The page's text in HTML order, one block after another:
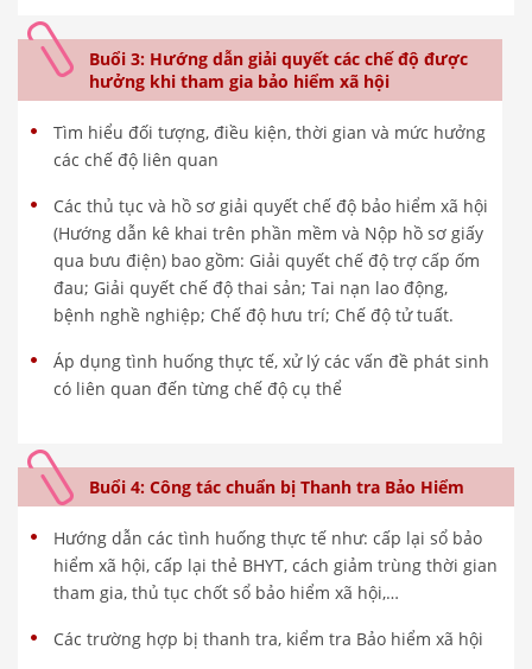
Buổi 3: Hướng dẫn giải quyết các chế độ được
hưởng khi tham gia bảo hiểm xã hội
Tìm hiểu đối tượng, điều kiện, thời gian và mức hưởng
các chế độ liên quan
Các thủ tục và hồ sơ giải quyết chế độ bảo hiểm xã hội
(Hướng dẫn kê khai trên phần mềm và Nộp hồ sơ giấy
qua bưu điện) bao gồm: Giải quyết chế độ trợ cấp ốm
đau; Giải quyết chế độ thai sản; Tai nạn lao động,
bệnh nghề nghiệp; Chế độ hưu trí; Chế độ tử tuất.
Áp dụng tình huống thực tế, xử lý các vấn đề phát sinh
có liên quan đến từng chế độ cụ thể
Buổi 4: Công tác chuẩn bị Thanh tra Bảo Hiểm
Hướng dẫn các tình huống thực tế như: cấp lại sổ bảo
hiểm xã hội, cấp lại thẻ BHYT, cách giảm trùng thời gian
tham gia, thủ tục chốt sổ bảo hiểm xã hội,…
Các trường hợp bị thanh tra, kiểm tra Bảo hiểm xã hội